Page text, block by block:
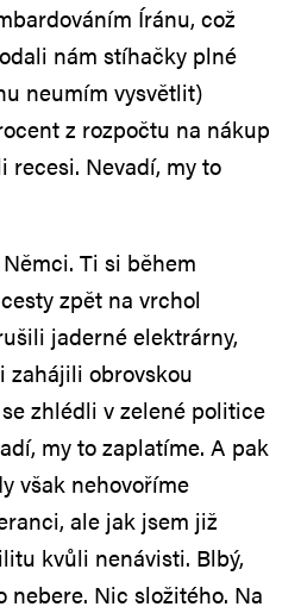
Íránu, což
nám stíhačky plné
neumím vysvětlit)
z rozpočtu na nákup
recesi. Nevadí, my to
Ti si během
zpět na vrchol
jaderné elektrárny,
obrovskou
zhlédli v zelené politice
my to zaplatíme. A pak
však nehovoříme
ale jak jsem již
kvůli nenávisti. Blbý,
nebere. Nic složitého. Na